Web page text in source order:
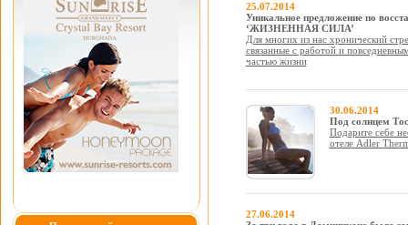
25.07.2014
Уникальное предложение по
‘ЖИЗНЕННАЯ СИЛА’
Для многих из нас хронический
связанные с работой и
частью жизни
30.06.2014
Под солнцем
Подарите себе
отеле Adler
27.06.2014